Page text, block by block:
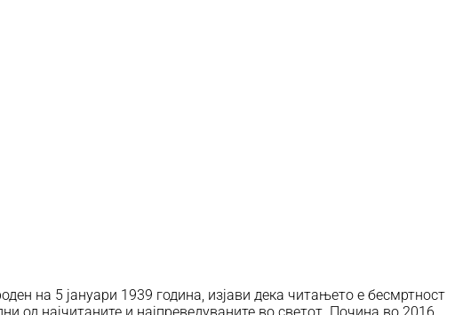
на 5 јануари 1939 година, изјави дека читањето е бесмртност